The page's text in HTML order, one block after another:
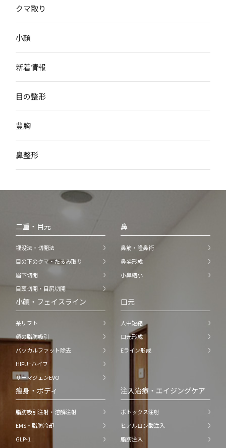
クマ取り
小顔
新着情報
目の整形
豊胸
鼻整形
二重・目元
埋没法・切開法
目の下のクマ・たるみ取り
眉下切開
目頭切開・目尻切開
鼻
鼻筋・隆鼻術
鼻尖形成
小鼻縮小
小顔・フェイスライン
糸リフト
顔の脂肪吸引
バッカルファット除去
HIFU−ハイフ
サーマジェンEVO
口元
人中短縮
口元形成
Eライン形成
痩身・ボディ
脂肪吸引注射・溶解注射
EMS・脂肪冷却
GLP-1
注入治療・エイジングケア
ボトックス注射
ヒアルロン酸注入
脂肪注入